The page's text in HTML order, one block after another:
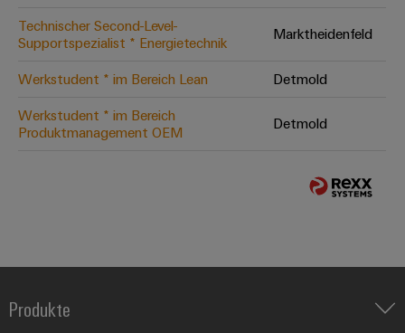
Technischer Second-Level-
Supportspezialist * Energietechnik
Marktheidenfeld
Werkstudent * im Bereich Lean
Detmold
Werkstudent * im Bereich
Produktmanagement OEM
Detmold
Produkte